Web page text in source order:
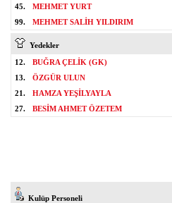
45.
MEHMET YURT
99.
MEHMET SALİH YILDIRIM
Yedekler
12.
BUĞRA ÇELİK (GK)
13.
ÖZGÜR ULUN
21.
HAMZA YEŞİLYAYLA
27.
BESİM AHMET ÖZETEM
Kulüp Personeli